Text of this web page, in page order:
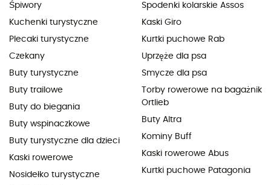
Śpiwory
Kuchenki turystyczne
Plecaki turystyczne
Czekany
Buty turystyczne
Buty trailowe
Buty do biegania
Buty wspinaczkowe
Buty turystyczne dla dzieci
Kaski rowerowe
Nosidełko turystyczne
Spodenki kolarskie Assos
Kaski Giro
Kurtki puchowe Rab
Uprzęże dla psa
Smycze dla psa
Torby rowerowe na bagażnik
Ortlieb
Buty Altra
Kominy Buff
Kaski rowerowe Abus
Kurtki puchowe Patagonia